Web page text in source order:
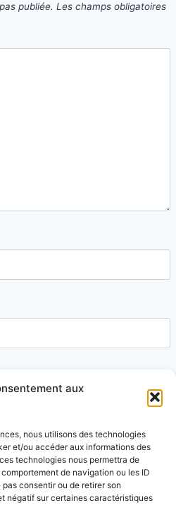
aux
nous utilisons des technologies
et/ou accéder aux informations des
technologies nous permettra de
de navigation ou les ID
consentir ou de retirer son
négatif sur certaines caractéristiques
publiée. Les champs obligatoires
réduire les indésirables.
dont les données de vos